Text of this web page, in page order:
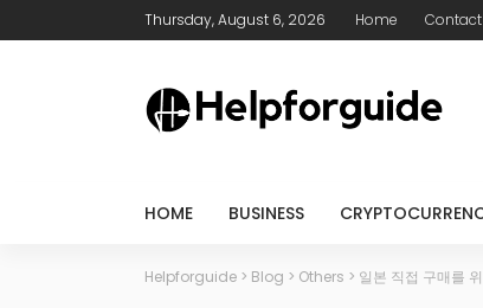
Thursday, August 6, 2026 Home Contact
HOME BUSINESS
Helpforguide > Blog > Others > 일본 직접 구매를